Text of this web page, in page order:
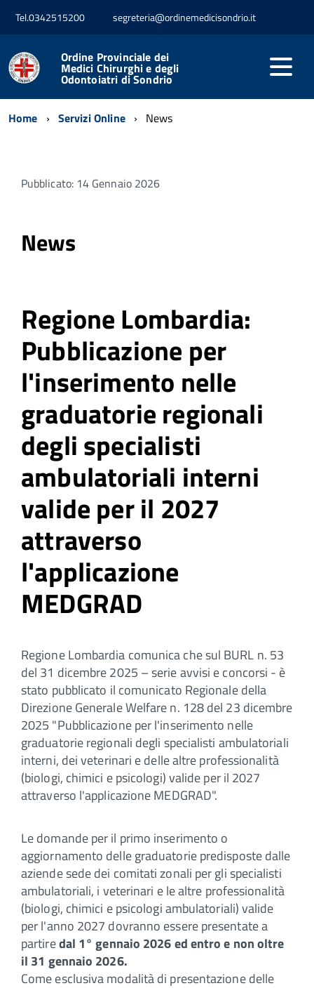
Tel.0342515200 segreteria@ordinemedicisondrio.it
Ordine Provinciale dei
Medici Chirurghi e degli
Odontoiatri di Sondrio
Home Servizi Online News
Pubblicato: 14 Gennaio 2026
News
Regione Lombardia:
Pubblicazione per
l'inserimento nelle
graduatorie regionali
degli specialisti
ambulatoriali interni
valide per il 2027
attraverso
l'applicazione
MEDGRAD
Regione Lombardia comunica che sul BURL n. 53
del 31 dicembre 2025 – serie avvisi e concorsi - è
stato pubblicato il comunicato Regionale della
Direzione Generale Welfare n. 128 del 23 dicembre
2025 "Pubblicazione per l'inserimento nelle
graduatorie regionali degli specialisti ambulatoriali
interni, dei veterinari e delle altre professionalità
(biologi, chimici e psicologi) valide per il 2027
attraverso l'applicazione MEDGRAD".
Le domande per il primo inserimento o
aggiornamento delle graduatorie predisposte dalle
aziende sede dei comitati zonali per gli specialisti
ambulatoriali, i veterinari e le altre professionalità
(biologi, chimici e psicologi ambulatoriali) valide
per l'anno 2027 dovranno essere presentate a
partiredal 1° gennaio 2026 ed entro e non oltre
il 31 gennaio 2026.
Come esclusiva modalità di presentazione delle